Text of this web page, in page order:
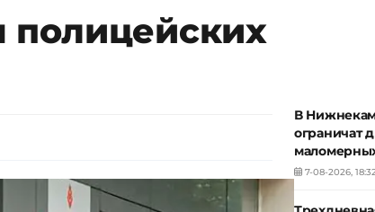
полицейских
В
ограничат
7-08-2026,